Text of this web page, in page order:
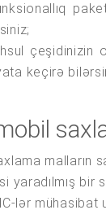
çeşidinizin
keçirə
malların
yaradılmış bir
lər mühasibat